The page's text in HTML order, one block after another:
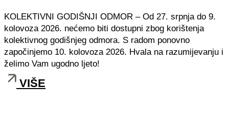
KOLEKTIVNI GODIŠNJI ODMOR – Od 27. srpnja do 9.
kolovoza 2026. nećemo biti dostupni zbog korištenja
kolektivnog godišnjeg odmora. S radom ponovno
započinjemo 10. kolovoza 2026. Hvala na razumijevanju i
želimo Vam ugodno ljeto!
VIŠE